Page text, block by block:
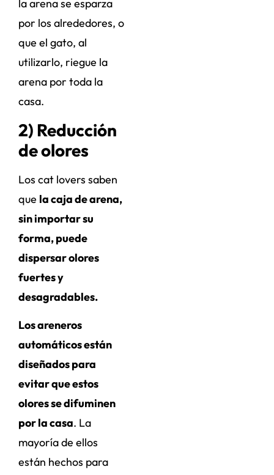
la arena se esparza
por los alrededores, o
que el gato, al
utilizarlo, riegue la
arena por toda la
casa.
2) Reducción
de olores
Los cat lovers saben
que la caja de arena,
sin importar su
forma, puede
dispersar olores
fuertes y
desagradables.
Los areneros
automáticos están
diseñados para
evitar que estos
olores se difuminen
por la casa. La
mayoría de ellos
están hechos para